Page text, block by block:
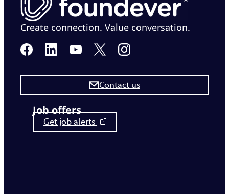
Create connection. Value conversation.
Job offers
Get job alerts
Contact us